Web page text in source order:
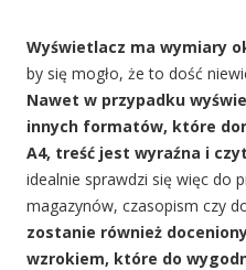
Wyświetlacz ma wymiary
by się mogło, że to dość
Nawet w przypadku
innych formatów, które
A4, treść jest wyraźna i
idealnie sprawdzi się więc do
magazynów, czasopism czy
zostanie również
wzrokiem, które do